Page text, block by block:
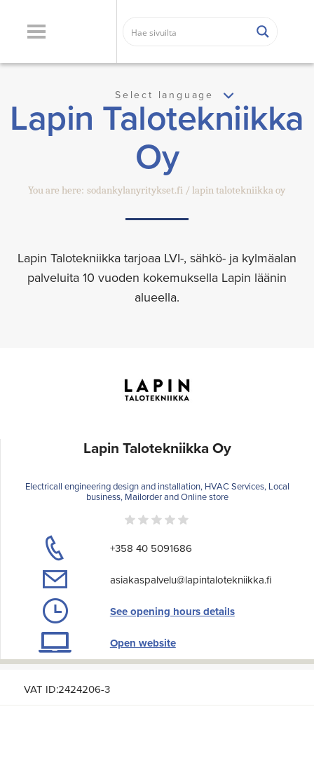
Select language
Lapin Talotekniikka
Oy
You are here: sodankylanyritykset.fi lapin talotekniikka oy
Lapin Talotekniikka tarjoaa LVI-, sähkö- ja kylmäalan
palveluita 10 vuoden kokemuksella Lapin läänin
alueella.
Lapin Talotekniikka Oy
Electricall engineering design and installation, HVAC Services, Local
business, Mailorder and Online store
+358 40 5091686
asiakaspalvelu@lapintalotekniikka.fi
See opening hours details
Open website
VAT ID:2424206-3